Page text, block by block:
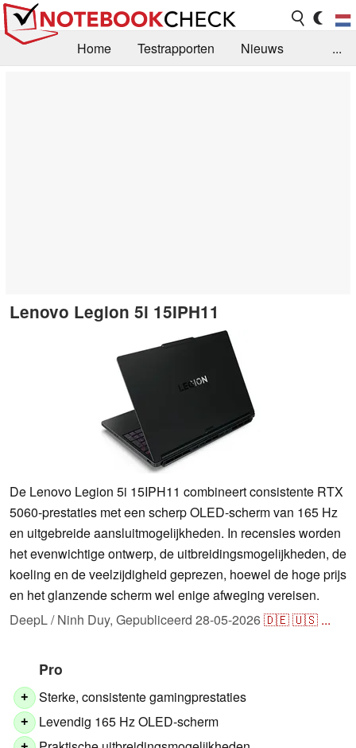
Home Testrapporten
Nieuws
...
Lenovo Legion 5i 15IPH11
De Lenovo Legion 5i 15IPH11 combineert consistente RTX
5060-prestaties met een scherp OLED-scherm van 165 Hz
en uitgebreide aansluitmogelijkheden. In recensies worden
het evenwichtige ontwerp, de uitbreidingsmogelijkheden, de
koeling en de veelzijdigheid geprezen, hoewel de hoge prijs
en het glanzende scherm wel enige afweging vereisen.
DeepL / Ninh Duy, Gepubliceerd 28-05-2026🇩🇪🇺🇸 ...
Pro
+ Sterke, consistente gamingprestaties
+ Levendig 165 Hz OLED-scherm